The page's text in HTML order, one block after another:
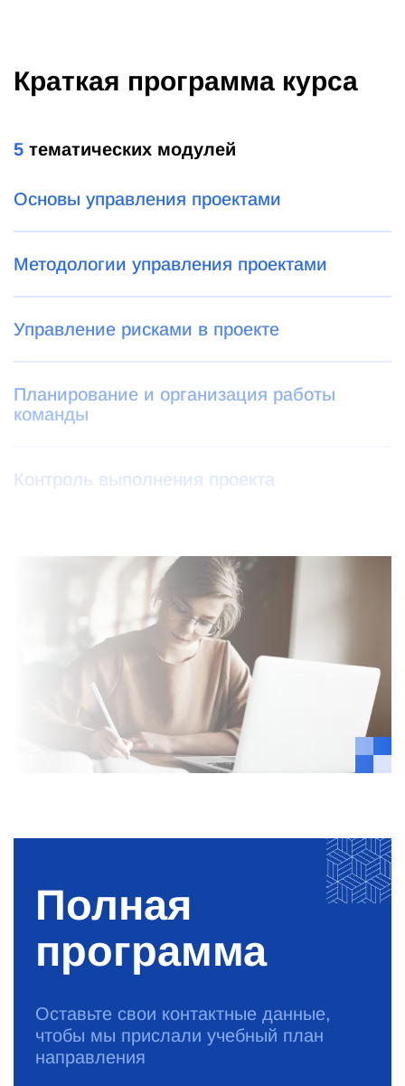
Краткая программа курса
5 тематических модулей
Основы управления проектами
Методологии управления проектами
Управление рисками в проекте
Планирование и организация работы
команды
Контроль выполнения проекта
Полная
программа
Оставьте свои контактные данные,
чтобы мы прислали учебный план
направления